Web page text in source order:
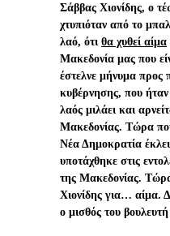
Σάββας Χιονίδης, ο
χτυπιόταν από το
λαό, ότι θα χυθεί αίμα
Μακεδονία μας που
έστελνε μήνυμα προς
κυβέρνησης, που
λαός μιλάει και
Μακεδονίας. Τώρα
Νέα Δημοκρατία
υποτάχθηκε στις
της Μακεδονίας.
Χιονίδης για… αίμα.
ο μισθός του